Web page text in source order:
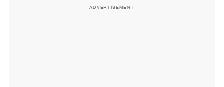
ADVERTISEMENT